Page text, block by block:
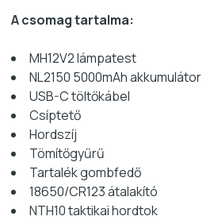
A csomag tartalma:
MH12V2 lámpatest
NL2150 5000mAh akkumulátor
USB-C töltőkábel
Csíptető
Hordszíj
Tömítőgyűrű
Tartalék gombfedő
18650/CR123 átalakító
NTH10 taktikai hordtok